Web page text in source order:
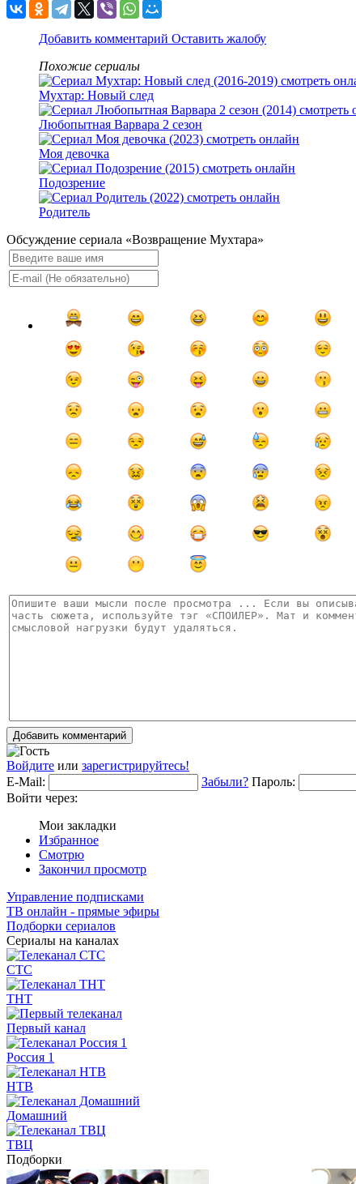
Добавить комментарий Оставить жалобу
Похожие сериалы
Мухтар: Новый след
Любопытная Варвара 2 сезон
Моя девочка
Подозрение
Родитель
Обсуждение сериала «Возвращение Мухтара»
Добавить комментарий
Войдите или зарегистрируйтесь!
E-Mail:
Забыли? Пароль:
Войти через:
Мои закладки
Избранное
Смотрю
Закончил просмотр
Управление подписками
ТВ онлайн - прямые эфиры
Подборки сериалов
Сериалы на каналах
СТС
ТНТ
Первый канал
Россия 1
НТВ
Домашний
ТВЦ
Подборки